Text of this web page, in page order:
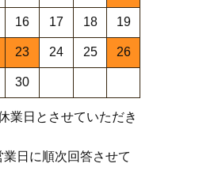
16 17 18 19
23 24 25 26
30
業日とさせていただき
日に順次回答させて